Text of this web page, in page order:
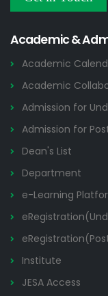
2026
Academic &
Academic
Academic
Admission for
Admission for
Dean's List
Department
e-Learning
Institute
JESA Access